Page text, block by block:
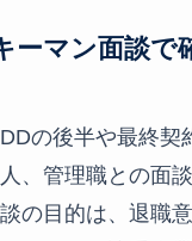
ーマン面談で
DDの後半や最終契
人、管理職との面
談の目的は、退職